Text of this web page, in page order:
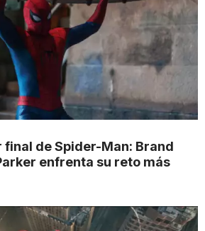
final de Spider-Man: Brand
enfrenta su reto más